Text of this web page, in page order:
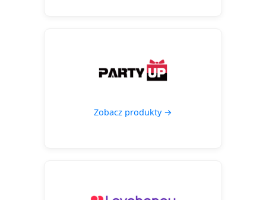
Zobacz produkty →